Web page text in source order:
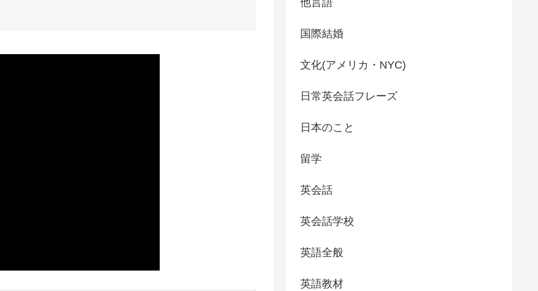
他言語
国際結婚
文化(アメリカ・NYC)
日常英会話フレーズ
日本のこと
留学
英会話
英会話学校
英語全般
英語教材